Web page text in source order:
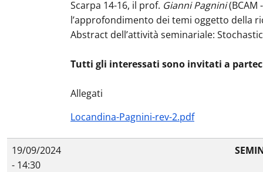
Scarpa 14-16, il prof. Gianni Pagnini(BCAM
l’approfondimento dei temi oggetto della
Abstract dell’attività seminariale:
Tutti gli interessati sono invitati a
Allegati
Locandina-Pagnini-rev-2.pdf
19/09/2024
- 14:30